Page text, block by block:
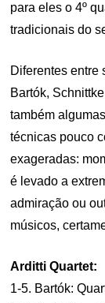
para eles o 4º
tradicionais do
Diferentes entre
Bartók,
também
técnicas pouco
exageradas:
é levado a
admiração ou
músicos,
Arditti Quartet:
1-5. Bartók: